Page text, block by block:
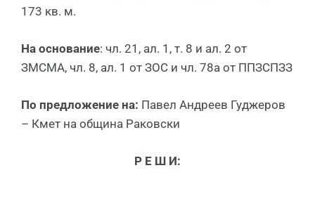
173 кв. м.
На основание: чл. 21, ал. 1, т. 8 и ал. 2 от
ЗМСМА, чл. 8, ал. 1 от ЗОС и чл. 78а от ППЗСПЗЗ
По предложение на: Павел Андреев Гуджеров
– Кмет на община Раковски
Р Е Ш И: